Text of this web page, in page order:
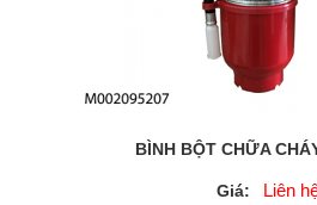
BÌNH BỘT CHỮA
Giá: Liên